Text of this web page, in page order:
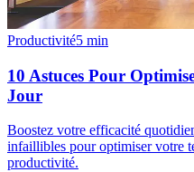
Productivité5 min
10 Astuces Pour
Jour
Boostez votre efficacité
infaillibles pour optimiser votre
productivité.